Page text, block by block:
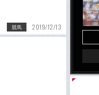
競馬 2019/12/13